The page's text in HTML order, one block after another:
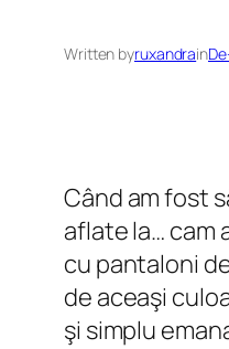
Written byruxandrain
Când am fost
aflate la… cam
cu pantaloni
de aceaşi
şi simplu